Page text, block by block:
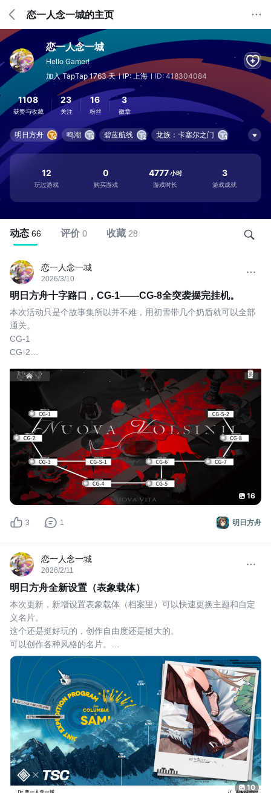
恋一人念一城的主页
恋一人念一城
Hello Gamer!
加入 TapTap 1763 天
IP: 上海 ID: 418304084
1108
获赞与收藏
23
关注
16
粉丝
3
徽章
明日方舟 鸣潮 碧蓝航线
龙族：卡塞尔之门
物华弥新
明日方舟：终末地
崩坏：星穹铁道
嗒啦啦的家
12
玩过游戏
0
购买游戏
4777 小时
游戏时长
3
游戏成就
动态 66 评价 0 收藏 28
恋一人念一城
2026/3/10
明日方舟十字路口，CG-1——CG-8全突袭摆完挂机。
本次活动只是个故事集所以并不难，用初雪带几个奶盾就可以全部
通关。
CG-1
CG-2
CG-4
CG-6这关敌人伤害还是挺高的，建议带个奶。
CG-7
CG-8最后一关也不难，如果练度不够的话可以带个奶
感谢大家的观看
#明日方舟 #明日方舟十字路口
#明日方舟十字路口
16
明日方舟
3 1
恋一人念一城
2026/2/11
明日方舟全新设置（表象载体）
本次更新，新增设置表象载体（档案里）可以快速更换主题和自定
义名片。
这个还是挺好玩的，创作自由度还是挺大的。
可以创作各种风格的名片。
个人风格
美食风格的
还可以接头可惜没有棘刺的。
#明日方舟辞岁行
10